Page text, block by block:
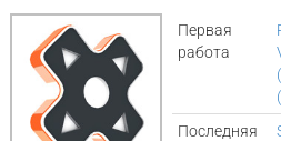
Первая
работа
Последняя